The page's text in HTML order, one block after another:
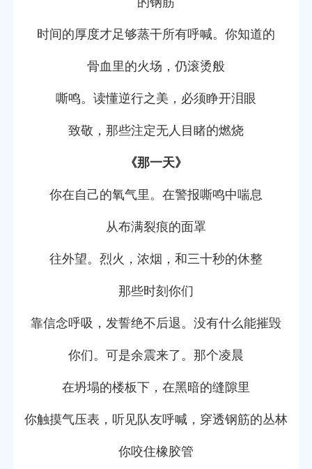
时间的厚度才足够蒸干所有呼喊。你知道的
骨血里的火场，仍滚烫般
嘶鸣。读懂逆行之美，必须睁开泪眼
致敬，那些注定无人目睹的燃烧
《那一天》
你在自己的氧气里。在警报嘶鸣中喘息
从布满裂痕的面罩
往外望。烈火，浓烟，和三十秒的休整
那些时刻你们
靠信念呼吸，发誓绝不后退。没有什么能摧毁
你们。可是余震来了。那个凌晨
在坍塌的楼板下，在黑暗的缝隙里
你触摸气压表，听见队友呼喊，穿透钢筋的丛林
你咬住橡胶管